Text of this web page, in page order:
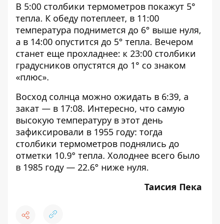
В 5:00 столбики термометров покажут 5°
тепла. К обеду потеплеет, в 11:00
температура поднимется до 6° выше нуля,
а в 14:00 опустится до 5° тепла. Вечером
станет еще прохладнее: к 23:00 столбики
градусников опустятся до 1° со знаком
«плюс».
Восход солнца можно ожидать в 6:39, а
закат — в 17:08. Интересно, что самую
высокую температуру в этот день
зафиксировали в 1955 году: тогда
столбики термометров поднялись до
отметки 10.9° тепла. Холоднее всего было
в 1985 году — 22.6° ниже нуля.
Таисия Пека